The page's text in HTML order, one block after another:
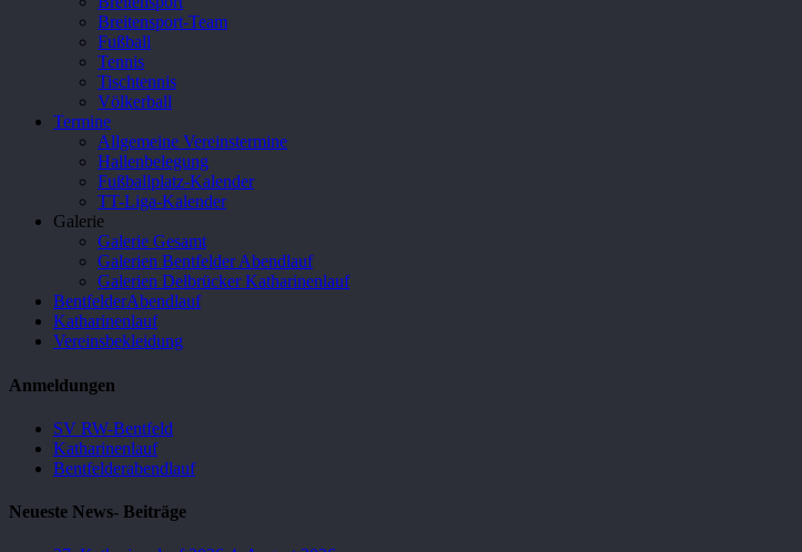
Breitensport-Team
Fußball
Tennis
Tischtennis
Völkerball
Termine
Allgemeine Vereinstermine
Hallenbelegung
Fußballplatz-Kalender
TT-Liga-Kalender
Galerie
Galerie Gesamt
Galerien Bentfelder Abendlauf
Galerien Delbrücker Katharinenlauf
BentfelderAbendlauf
Katharinenlauf
Vereinsbekleidung
Anmeldungen
SV RW-Bentfeld
Katharinenlauf
Bentfelderabendlauf
Neueste News- Beiträge